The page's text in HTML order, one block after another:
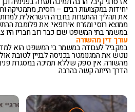
יחידות במקצועות רבים – רוסית, מתמטיקה
את תהליך ההתערות בחברה הישראלית
ממוצא רוסי ומזרח אירופאי. את פלומבת
במשמר בתי המשפט שם כבר רוב חבריו היו
עורך דין מהשורה
במקביל לעבודה במשמר בי המשפט הוא
נוטש את המגנומטר בכניסה לבניין לטובת
מהשורה. אין ספק שללא תמיכה במסגרת
הדרך הייתה קשה בהרבה.